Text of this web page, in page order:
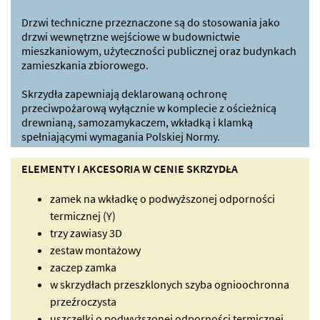
Drzwi techniczne przeznaczone są do stosowania jako
drzwi wewnętrzne wejściowe w budownictwie
mieszkaniowym, użyteczności publicznej oraz budynkach
zamieszkania zbiorowego.
Skrzydła zapewniają deklarowaną ochronę
przeciwpożarową wyłącznie w komplecie z ościeżnicą
drewnianą, samozamykaczem, wkładką i klamką
spełniającymi wymagania Polskiej Normy.
ELEMENTY I AKCESORIA W CENIE SKRZYDŁA
zamek na wkładkę o podwyższonej odporności
termicznej (Y)
trzy zawiasy 3D
zestaw montażowy
zaczep zamka
w skrzydłach przeszklonych szyba ognioochronna
przeźroczysta